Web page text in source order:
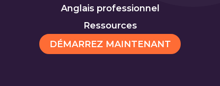
Anglais professionnel
Ressources
DÉMARREZ MAINTENANT